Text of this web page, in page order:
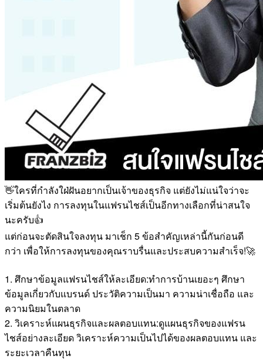
👋ใครที่กำลังใฝ่ฝันอยากเป็นเจ้าของธุรกิจ แต่ยังไม่แน่ใจว่าจะ
เริ่มต้นยังไง การลงทุนในแฟรนไชส์เป็นอีกทางเลือกที่น่าสนใจ
นะครับ👍
แต่ก่อนจะตัดสินใจลงทุน มาเช็ก 5 ข้อสำคัญเหล่านี้กันก่อนดี
กว่า เพื่อให้การลงทุนของคุณราบรื่นและประสบความสำเร็จ!🚀
1. ศึกษาข้อมูลแฟรนไชส์ให้ละเอียด:ทำการบ้านเยอะๆ ศึกษา
ข้อมูลเกี่ยวกับแบรนด์ ประวัติความเป็นมา ความน่าเชื่อถือ และ
ความนิยมในตลาด
2. วิเคราะห์แผนธุรกิจและผลตอบแทน:ดูแผนธุรกิจของแฟรน
ไชส์อย่างละเอียด วิเคราะห์ความเป็นไปได้ของผลตอบแทน และ
ระยะเวลาคืนทุน